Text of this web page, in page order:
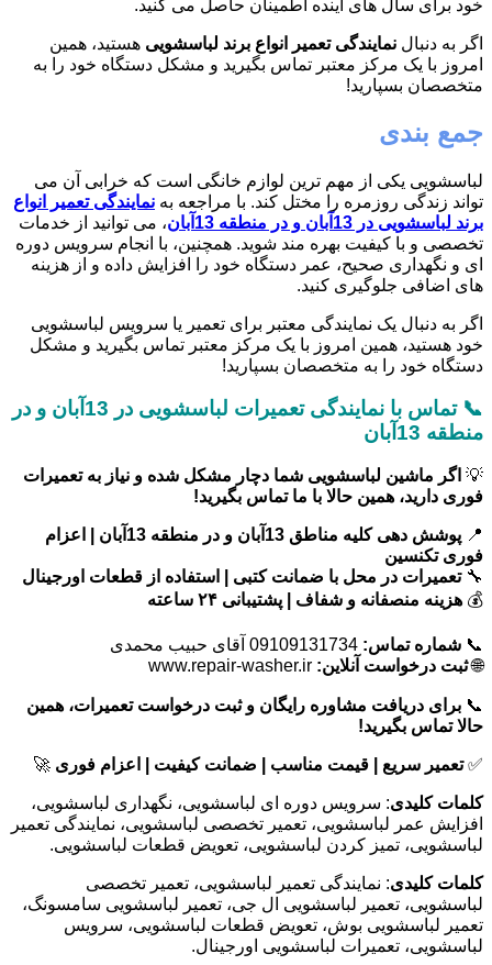
خود برای سال های آینده اطمینان حاصل می کنید.
اگر به دنبال نمایندگی تعمیر انواع برند لباسشویی هستید، همین
امروز با یک مرکز معتبر تماس بگیرید و مشکل دستگاه خود را به
متخصصان بسپارید!
جمع بندی
لباسشویی یکی از مهم ترین لوازم خانگی است که خرابی آن می
تواند زندگی روزمره را مختل کند. با مراجعه به نمایندگی تعمیر انواع
برند لباسشویی در 13آبان و در منطقه 13آبان
، می توانید از خدمات
تخصصی و با کیفیت بهره مند شوید. همچنین، با انجام سرویس دوره
ای و نگهداری صحیح، عمر دستگاه خود را افزایش داده و از هزینه
های اضافی جلوگیری کنید.
اگر به دنبال یک نمایندگی معتبر برای تعمیر یا سرویس لباسشویی
خود هستید، همین امروز با یک مرکز معتبر تماس بگیرید و مشکل
دستگاه خود را به متخصصان بسپارید!
📞 تماس با نمایندگی تعمیرات لباسشویی در 13آبان و در
منطقه 13آبان
💡 اگر ماشین لباسشویی شما دچار مشکل شده و نیاز به تعمیرات
فوری دارید، همین حالا با ما تماس بگیرید!
📍
پوشش دهی کلیه مناطق 13آبان و در منطقه 13آبان | اعزام
فوری تکنسین
🔧تعمیرات در محل با ضمانت کتبی | استفاده از قطعات اورجینال
💰 هزینه منصفانه و شفاف | پشتیبانی ۲۴ ساعته
📞 شماره تماس: 09109131734 آقای حبیب محمدی
🌐ثبت درخواست آنلاین: www.repair-washer.ir
📞 برای دریافت مشاوره رایگان و ثبت درخواست تعمیرات، همین
حالا تماس بگیرید!
✅تعمیر سریع | قیمت مناسب | ضمانت کیفیت | اعزام فوری 🚀
کلمات کلیدی: سرویس دوره ای لباسشویی، نگهداری لباسشویی،
افزایش عمر لباسشویی، تعمیر تخصصی لباسشویی، نمایندگی تعمیر
لباسشویی، تمیز کردن لباسشویی، تعویض قطعات لباسشویی.
کلمات کلیدی: نمایندگی تعمیر لباسشویی، تعمیر تخصصی
لباسشویی، تعمیر لباسشویی ال جی، تعمیر لباسشویی سامسونگ،
تعمیر لباسشویی بوش، تعویض قطعات لباسشویی، سرویس
لباسشویی، تعمیرات لباسشویی اورجینال.